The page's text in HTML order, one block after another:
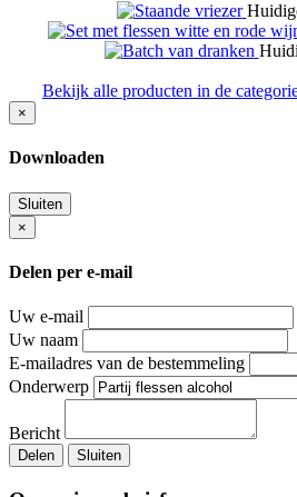
Bekijk alle producten in de
×
Downloaden
Sluiten
×
Delen per e-mail
Uw e-mail
Uw naam
E-mailadres van de bestemmeling
Onderwerp
Bericht
Delen Sluiten